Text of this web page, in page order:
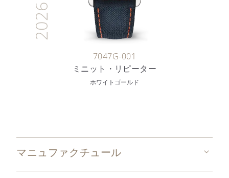
2026
7047G-001
ミニット・リピーター
ホワイトゴールド
マニュファクチュール